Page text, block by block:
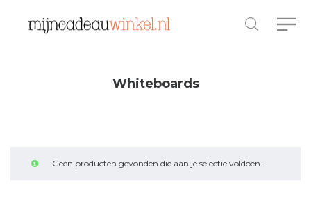
Whiteboards
Geen producten gevonden die aan je selectie voldoen.